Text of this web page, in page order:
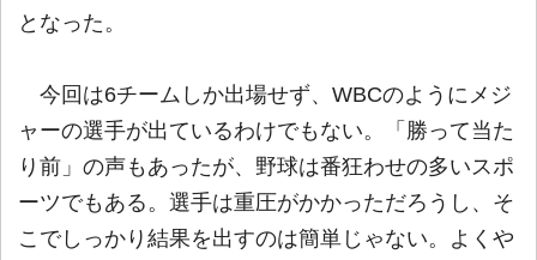
となった。
今回は6チームしか出場せず、WBCのようにメジ
ャーの選手が出ているわけでもない。「勝って当た
り前」の声もあったが、野球は番狂わせの多いスポ
ーツでもある。選手は重圧がかかっただろうし、そ
こでしっかり結果を出すのは簡単じゃない。よくや